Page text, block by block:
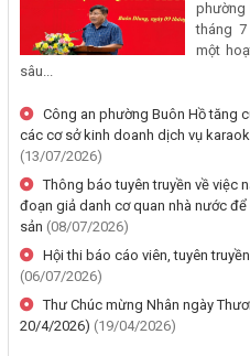
Vương và bà Nguyễn Thị Liễu
Hồ, tỉnh Đắk Lắk
(20/07/2026, 00:00)
Thông báo về việc niêm yết, công
quyền sử dụng đất lần đầu 02 hồ
đất tại Phường Buôn Hồ, tỉnh Đắk
(06/08/2026, 00:00)
quyền sử dụng đất mang tên bà
Phường Buôn Hồ, tỉnh Đắk Lắk
(06/08/2026, 00:00)
phường
tháng
một
sâu...
Công an phường Buôn Hồ tăng
các cơ sở kinh doanh dịch vụ
(13/07/2026)
Thông báo tuyên truyền về việc
đoạn giả danh cơ quan nhà nước
sản (08/07/2026)
Hội thi báo cáo viên, tuyên
(06/07/2026)
Thư Chúc mừng Nhân ngày
20/4/2026) (19/04/2026)